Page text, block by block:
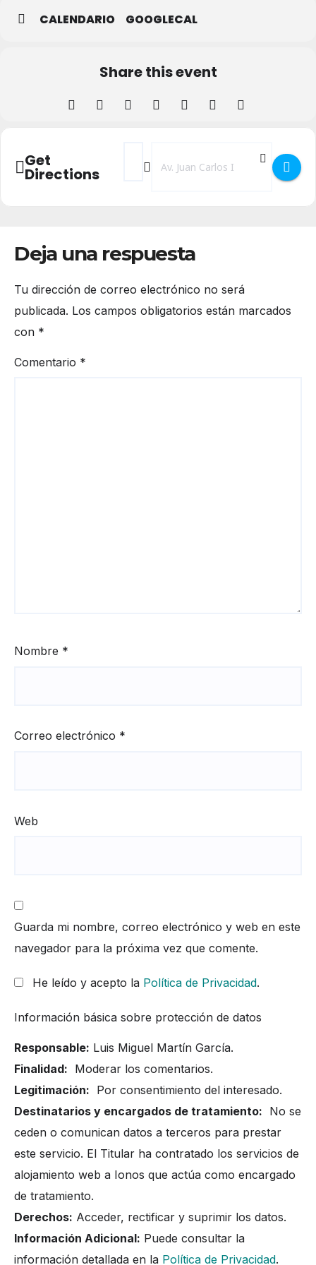
CALENDARIO GOOGLECAL
Share this event
Get
Directions
Address - Ciclo de Cine Europeo 2025
Destination Address - Ciclo de
Deja una respuesta
Tu dirección de correo electrónico no será
publicada. Los campos obligatorios están marcados
con *
Comentario *
Nombre *
Correo electrónico *
Web
Guarda mi nombre, correo electrónico y web en este
navegador para la próxima vez que comente.
He leído y acepto la Política de Privacidad.
Información básica sobre protección de datos
Responsable: Luis Miguel Martín García.
Finalidad: Moderar los comentarios.
Legitimación: Por consentimiento del interesado.
Destinatarios y encargados de tratamiento: No se
ceden o comunican datos a terceros para prestar
este servicio. El Titular ha contratado los servicios de
alojamiento web a Ionos que actúa como encargado
de tratamiento.
Derechos: Acceder, rectificar y suprimir los datos.
Información Adicional: Puede consultar la
información detallada en la Política de Privacidad.